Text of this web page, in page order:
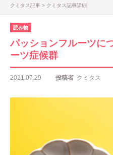
クミタス記事 クミタス記事詳細
読み物
パッションフルーツに
ーツ症候群
2021.07.29 投稿者 クミタス